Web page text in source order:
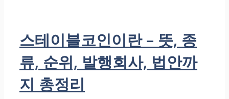
스테이블코인이란 – 뜻, 종
류, 순위, 발행회사, 법안까
지 총정리